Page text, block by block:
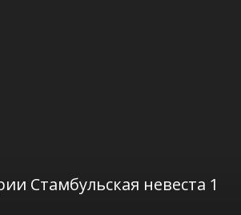
Стамбульская невеста 1